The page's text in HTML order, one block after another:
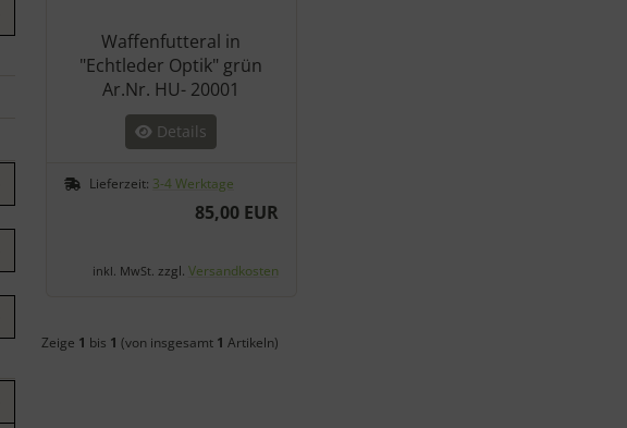
Waffenfutteral in
"Echtleder Optik" grün
Ar.Nr. HU- 20001
Details
Lieferzeit: 3-4 Werktage
85,00 EUR
inkl. MwSt. zzgl. Versandkosten
Zeige 1 bis 1 (von insgesamt 1 Artikeln)